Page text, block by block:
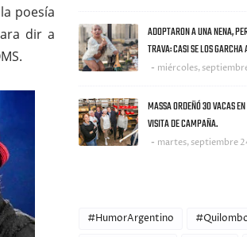
poesía
dir a
ADOPTARON A UNA NENA,
TRAVA: CASI SE LOS GARCHA
miércoles,
MASSA ORDEÑÓ 30 VACAS
VISITA DE CAMPAÑA.
martes, septiembre
#HumorArgentino